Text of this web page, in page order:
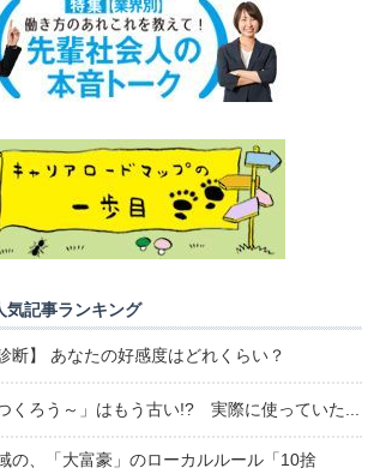
気記事ランキング
断】 あなたの好感度はどれくらい？
くろう～」はもう古い!? 実際に使っていた...
の、「大富豪」のローカルルール「10捨